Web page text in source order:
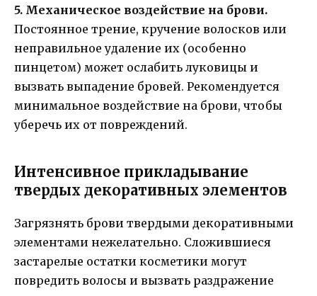
5. Механическое воздействие на брови.
Постоянное трение, кручение волосков или
неправильное удаление их (особенно
пинцетом) может ослабить луковицы и
вызвать выпадение бровей. Рекомендуется
минимальное воздействие на брови, чтобы
уберечь их от повреждений.
Интенсивное прикладывание
твердых декоративных элементов
Загрязнять брови твердыми декоративными
элементами нежелательно. Сложившиеся
застарелые остатки косметики могут
повредить волосы и вызвать раздражение